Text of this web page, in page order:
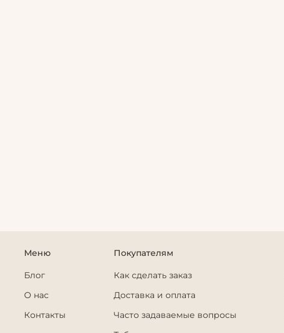
Меню
Блог
О нас
Контакты
Покупателям
Как сделать заказ
Доставка и оплата
Часто задаваемые вопросы